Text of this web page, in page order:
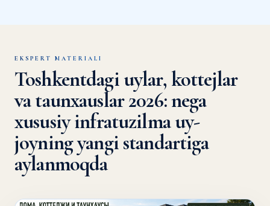
EKSPERT MATERIALI
Toshkentdagi uylar, kottejlar
va taunxauslar 2026: nega
xususiy infratuzilma uy-
joyning yangi standartiga
aylanmoqda